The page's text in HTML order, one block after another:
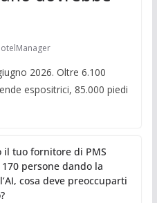
2026. Oltre 6.100
espositrici, 85.000 piedi
il tuo fornitore di PMS
persone dando la
cosa deve preoccuparti